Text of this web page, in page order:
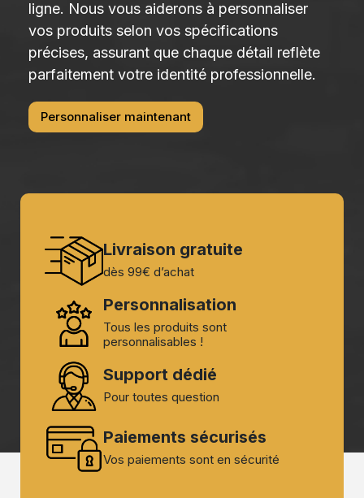
ligne. Nous vous aiderons à personnaliser
vos produits selon vos spécifications
précises, assurant que chaque détail reflète
parfaitement votre identité professionnelle.
Personnaliser maintenant
Livraison gratuite
dès 99€ d’achat
Personnalisation
Tous les produits sont
personnalisables !
Support dédié
Pour toutes question
Paiements sécurisés
Vos paiements sont en sécurité